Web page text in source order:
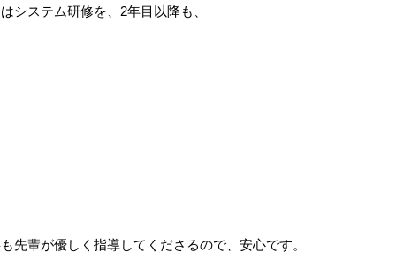
システム研修を、2年目以降も、
輩が優しく指導してくださるので、安心です。